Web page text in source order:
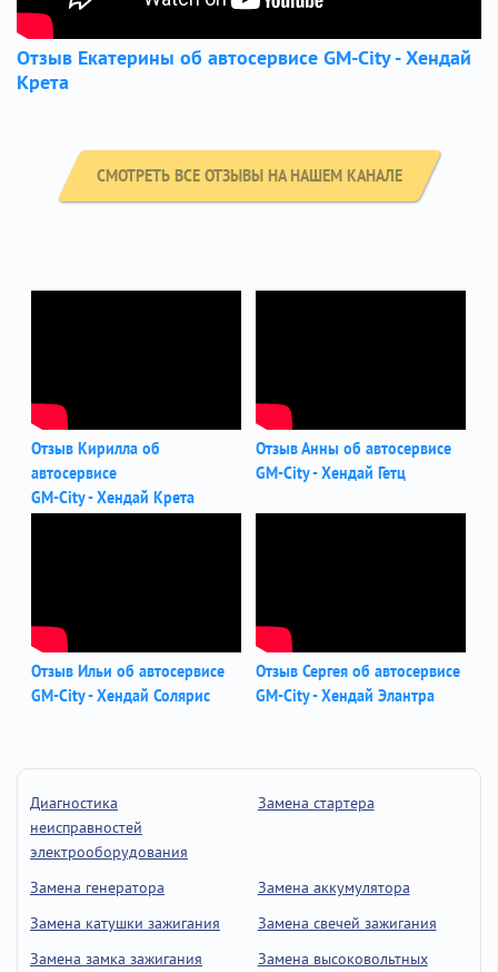
Отзыв Екатерины об автосервисе GM-City - Хендай
Крета
СМОТРЕТЬ ВСЕ ОТЗЫВЫ НА НАШЕМ КАНАЛЕ
Отзыв Кирилла об
автосервисе
GM-City - Хендай Крета
Отзыв Анны об автосервисе
GM-City - Хендай Гетц
Отзыв Ильи об автосервисе
GM-City - Хендай Солярис
Отзыв Сергея об автосервисе
GM-City - Хендай Элантра
Диагностика
неисправностей
электрооборудования
Замена стартера
Замена генератора
Замена аккумулятора
Замена катушки зажигания
Замена свечей зажигания
Замена замка зажигания
Замена высоковольтных